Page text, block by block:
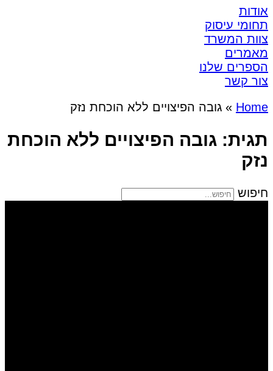
אודות
תחומי עיסוק
צוות המשרד
מאמרים
הספרים שלנו
צור קשר
Home
» גובה הפיצויים ללא הוכחת נזק
תגית: גובה הפיצויים ללא הוכחת
נזק
חיפוש